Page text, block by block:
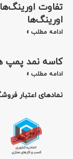
اورینگ‌ها
ادامه مطلب »
کاسه نمد پمپ
ادامه مطلب »
نمادهای اعتبار